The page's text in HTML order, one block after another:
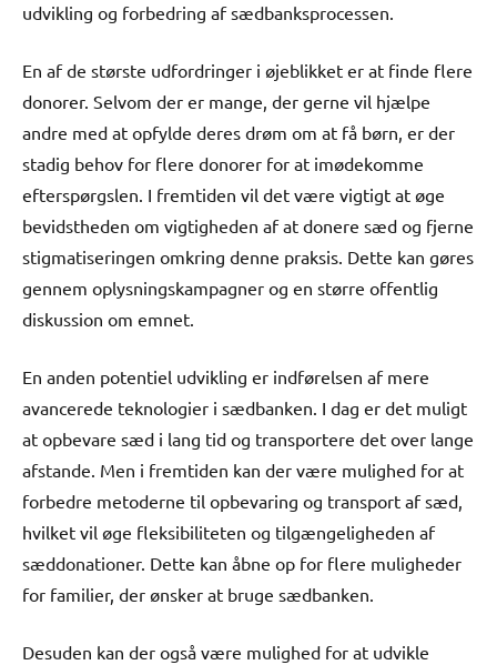
udvikling og forbedring af sædbanksprocessen.
En af de største udfordringer i øjeblikket er at finde flere
donorer. Selvom der er mange, der gerne vil hjælpe
andre med at opfylde deres drøm om at få børn, er der
stadig behov for flere donorer for at imødekomme
efterspørgslen. I fremtiden vil det være vigtigt at øge
bevidstheden om vigtigheden af at donere sæd og fjerne
stigmatiseringen omkring denne praksis. Dette kan gøres
gennem oplysningskampagner og en større offentlig
diskussion om emnet.
En anden potentiel udvikling er indførelsen af mere
avancerede teknologier i sædbanken. I dag er det muligt
at opbevare sæd i lang tid og transportere det over lange
afstande. Men i fremtiden kan der være mulighed for at
forbedre metoderne til opbevaring og transport af sæd,
hvilket vil øge fleksibiliteten og tilgængeligheden af
sæddonationer. Dette kan åbne op for flere muligheder
for familier, der ønsker at bruge sædbanken.
Desuden kan der også være mulighed for at udvikle